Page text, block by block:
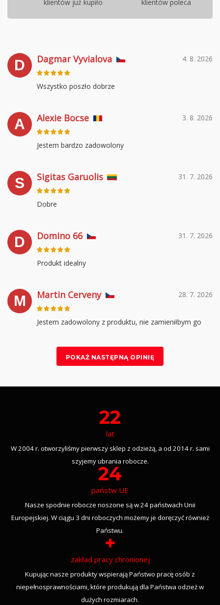
klientów już kupiło klientów poleca
D 4. 8. 2026
Dagmar Vyvialova
Wszystko poszło dobrze
A 3. 8. 2026
Alexie Bocse
Jestem bardzo zadowolony
S 31. 7. 2026
Sigitas Garuolis
Dobre
D 31. 7. 2026
Domino 66
Produkt idealny
M 28. 7. 2026
Martin Cerveny
Jestem zadowolony z produktu, nie zamieniłbym go
POKAŻ NASTĘPNĄ OPINIĘ
22
lat
W 2004 r. otworzyliśmy pierwszy sklep z odzieżą, a od 2014 r. sami
szyjemy ubrania robocze.
24
państw UE
Nasze spodnie robocze noszone są w 24 państwach Unii
Europejskiej. W ciągu 3 dni roboczych możemy je doręczyć również
Państwu.
+
zakład pracy chronionej
Kupując nasze produkty wspierają Państwo pracę osób z
niepełnosprawnościami, które produkują dla Państwa odzież w
dużych rozmiarach.